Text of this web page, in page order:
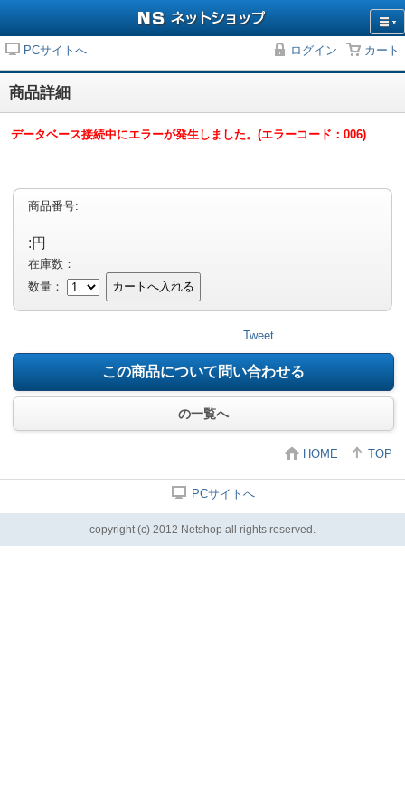
PCサイトへ ログイン カート
商品詳細
データベース接続中にエラーが発生しました。(エラーコード：006)
商品番号:
:円
在庫数：
数量：
カートへ入れる
Tweet
この商品について問い合わせる
の一覧へ
HOME TOP
PCサイトへ
copyright (c) 2012 Netshop all rights reserved.